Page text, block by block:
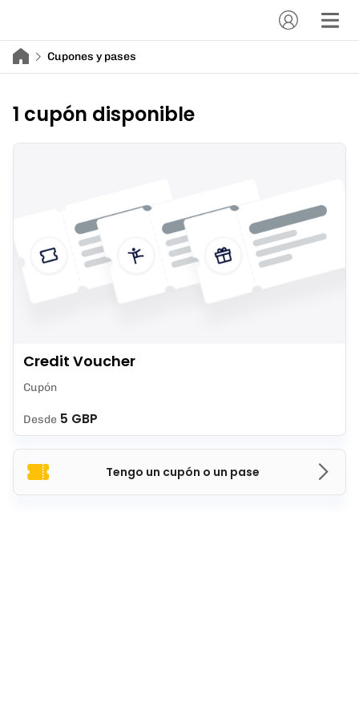
Cupones y pases
1 cupón disponible
Tengo un cupón o un pase
Credit Voucher
Cupón
Desde 5 GBP